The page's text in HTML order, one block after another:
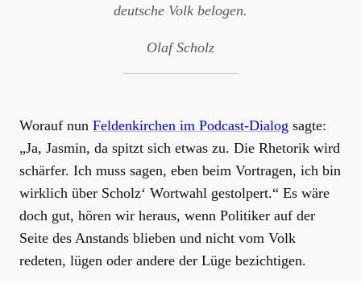
deutsche Volk belogen.
Olaf Scholz
Worauf nun Feldenkirchen im Podcast-Dialog sagte:
„Ja, Jasmin, da spitzt sich etwas zu. Die Rhetorik wird
schärfer. Ich muss sagen, eben beim Vortragen, ich bin
wirklich über Scholz‘ Wortwahl gestolpert.“ Es wäre
doch gut, hören wir heraus, wenn Politiker auf der
Seite des Anstands blieben und nicht vom Volk
redeten, lügen oder andere der Lüge bezichtigen.